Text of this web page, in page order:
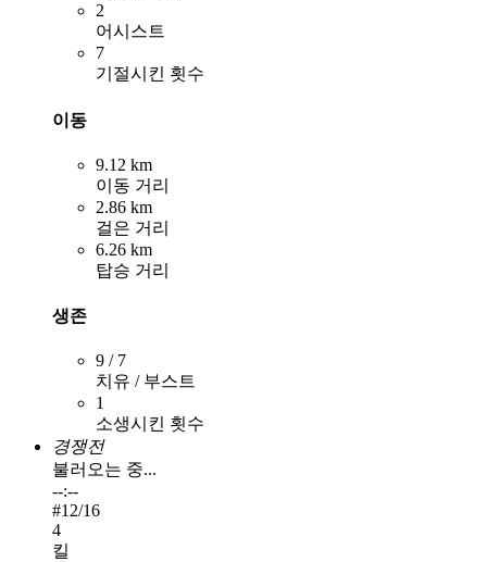
2
어시스트
7
기절시킨 횟수
이동
9.12 km
이동 거리
2.86 km
걸은 거리
6.26 km
탑승 거리
생존
9 / 7
치유 / 부스트
1
소생시킨 횟수
경쟁전
불러오는 중...
--:--
#12/16
4
킬